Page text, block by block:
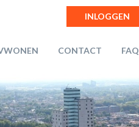
INLOGGEN
CONTACT FAQ